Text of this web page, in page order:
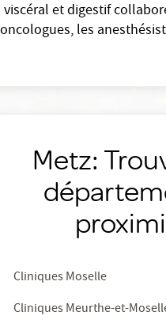
et digestif
les
Metz:
Cliniques Moselle
Cliniques Meurthe-et-